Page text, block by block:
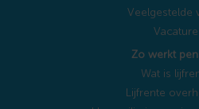
Veelgestelde
Zo werkt
Wat is
Lijfrente